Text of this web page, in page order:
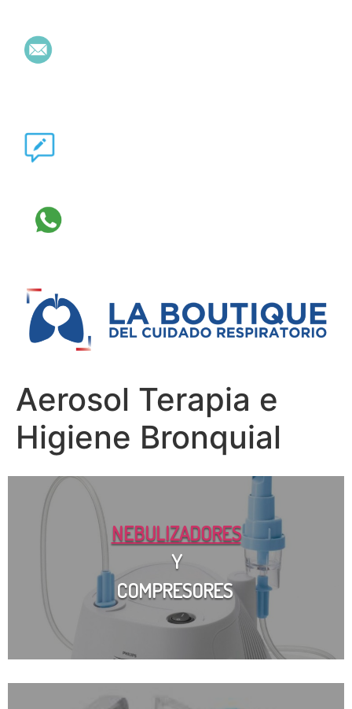
Aerosol Terapia e
Higiene Bronquial
NEBULIZADORES
Y
COMPRESORES